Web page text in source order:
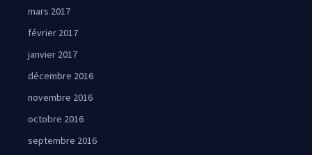
mars 2017
février 2017
janvier 2017
décembre 2016
novembre 2016
octobre 2016
septembre 2016